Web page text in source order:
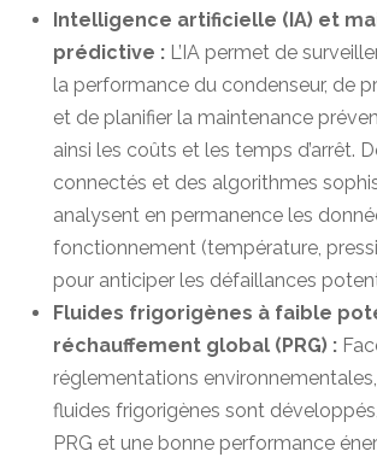
Intelligence artificielle (IA) et
prédictive : L’IA permet de
la performance du condenseur, de
et de planifier la maintenance
ainsi les coûts et les temps d’arrêt.
connectés et des algorithmes
analysent en permanence les
fonctionnement (température,
pour anticiper les défaillances
Fluides frigorigènes à faible
réchauffement global (PRG) :
réglementations
fluides frigorigènes sont
PRG et une bonne performance